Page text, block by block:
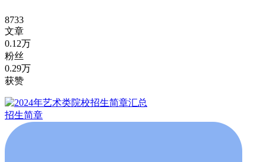
8733
文章
0.12万
粉丝
0.29万
获赞
招生简章